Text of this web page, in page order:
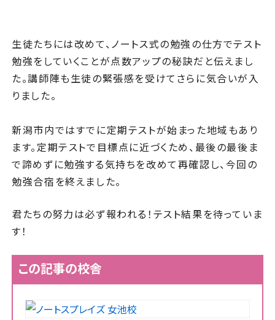
生徒たちには改めて、ノートス式の勉強の仕方でテスト
勉強をしていくことが点数アップの秘訣だと伝えまし
た。講師陣も生徒の緊張感を受けてさらに気合いが入
りました。
新潟市内ではすでに定期テストが始まった地域もあり
ます。定期テストで目標点に近づくため、最後の最後ま
で諦めずに勉強する気持ちを改めて再確認し、今回の
勉強合宿を終えました。
君たちの努力は必ず報われる！テスト結果を待っていま
す！
この記事の校舎